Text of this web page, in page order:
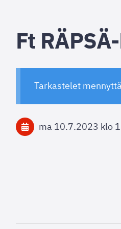
Ft
Tarkastelet
ma 10.7.2023 klo